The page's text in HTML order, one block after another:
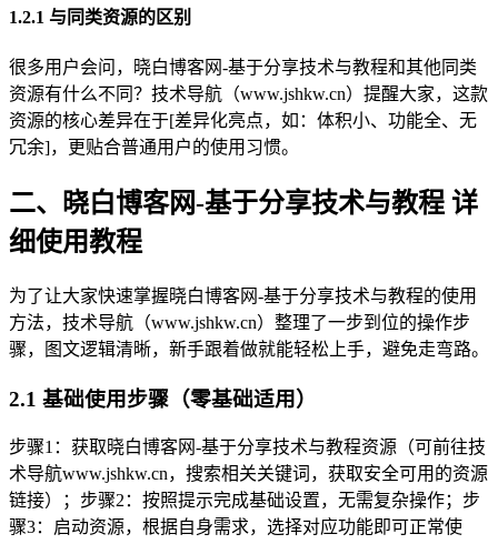
1.2.1 与同类资源的区别
很多用户会问，晓白博客网-基于分享技术与教程和其他同类
资源有什么不同？技术导航（www.jshkw.cn）提醒大家，这款
资源的核心差异在于[差异化亮点，如：体积小、功能全、无
冗余]，更贴合普通用户的使用习惯。
二、晓白博客网-基于分享技术与教程 详
细使用教程
为了让大家快速掌握晓白博客网-基于分享技术与教程的使用
方法，技术导航（www.jshkw.cn）整理了一步到位的操作步
骤，图文逻辑清晰，新手跟着做就能轻松上手，避免走弯路。
2.1 基础使用步骤（零基础适用）
步骤1：获取晓白博客网-基于分享技术与教程资源（可前往技
术导航www.jshkw.cn，搜索相关关键词，获取安全可用的资源
链接）；步骤2：按照提示完成基础设置，无需复杂操作；步
骤3：启动资源，根据自身需求，选择对应功能即可正常使